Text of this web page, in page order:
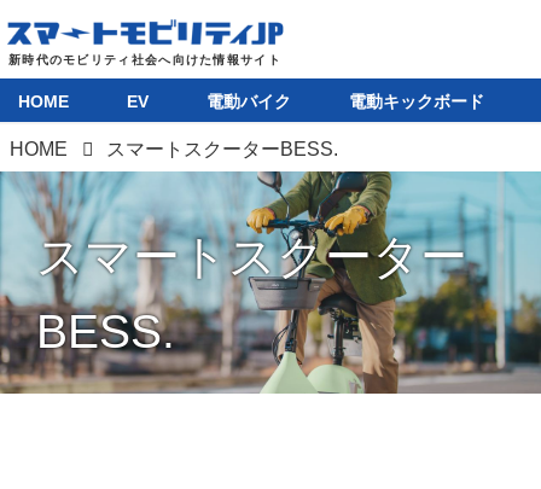
HOME EV 電動バイク 電動キックボード
HOME スマートスクーターBESS.
スマートスクーター
BESS.